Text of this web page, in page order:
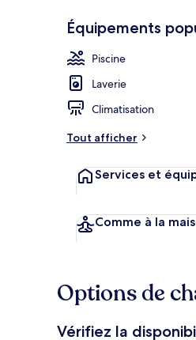
Équipements
Piscine
Laverie
Climatisation
Tout afficher
Services et
Comme à la
Options de
Vérifiez la